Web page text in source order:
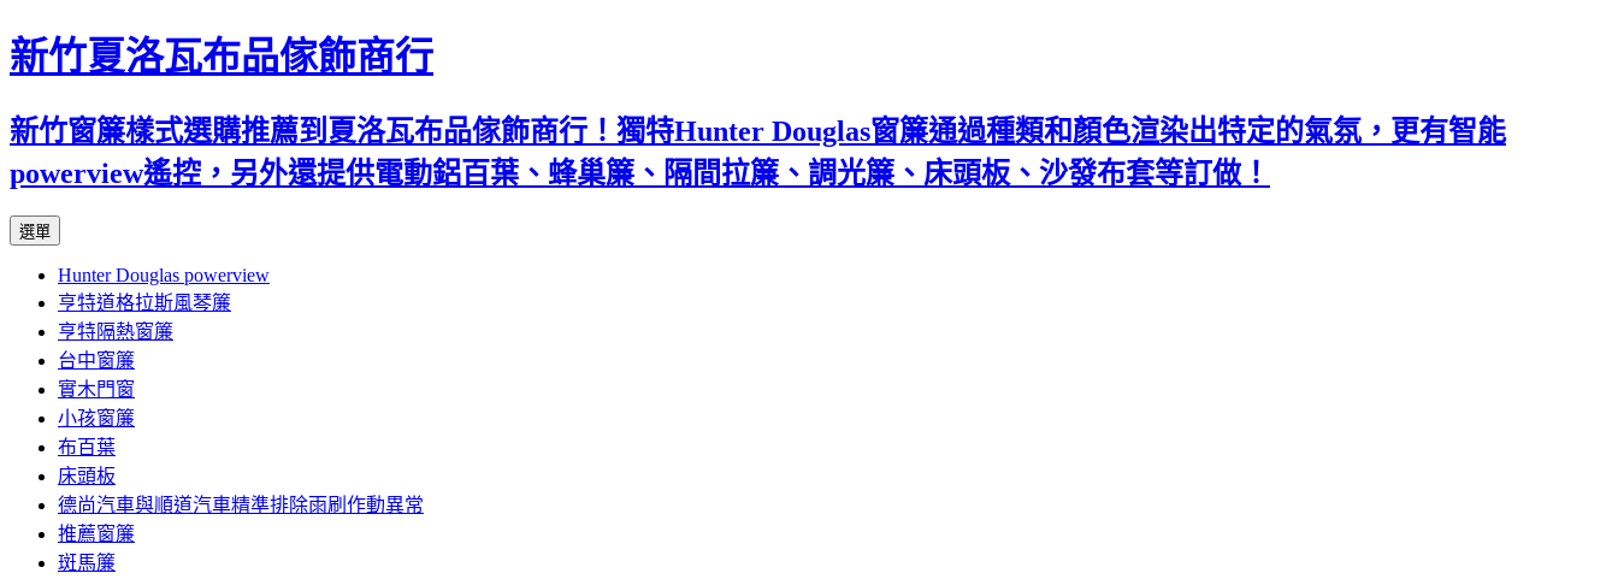
新竹夏洛瓦布品傢飾商行
新竹窗簾樣式選購推薦到夏洛瓦布品傢飾商行！獨特Hunter Douglas窗簾通過種類和顏色渲染出特定的氣氛，更有智能
powerview遙控，另外還提供電動鋁百葉、蜂巢簾、隔間拉簾、調光簾、床頭板、沙發布套等訂做！
選單
內
容
Hunter Douglas powerview
亨特道格拉斯風琴簾
亨特隔熱窗簾
台中窗簾
實木門窗
小孩窗簾
布百葉
床頭板
德尚汽車與順道汽車精準排除雨刷作動異常
推薦窗簾
斑馬簾